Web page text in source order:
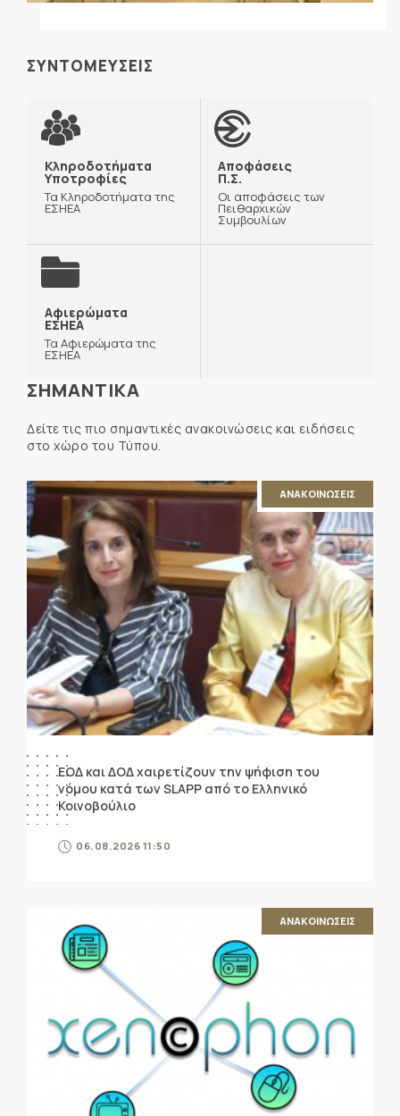
ΣΥΝΤΟΜΕΥΣΕΙΣ
Κληροδοτήματα
Υποτροφίες
Τα Κληροδοτήματα της
ΕΣΗΕΑ
Αποφάσεις
Π.Σ.
Οι αποφάσεις των
Πειθαρχικών
Συμβουλίων
Αφιερώματα
ΕΣΗΕΑ
Τα Αφιερώματα της
ΕΣΗΕΑ
ΣΗΜΑΝΤΙΚΑ
Δείτε τις πιο σημαντικές ανακοινώσεις και ειδήσεις
στο χώρο του Τύπου.
ΑΝΑΚΟΙΝΩΣΕΙΣ
ΕΟΔ και ΔΟΔ χαιρετίζουν την ψήφιση του
νόμου κατά των SLAPP από το Ελληνικό
Κοινοβούλιο
06.08.2026 11:50
ΑΝΑΚΟΙΝΩΣΕΙΣ